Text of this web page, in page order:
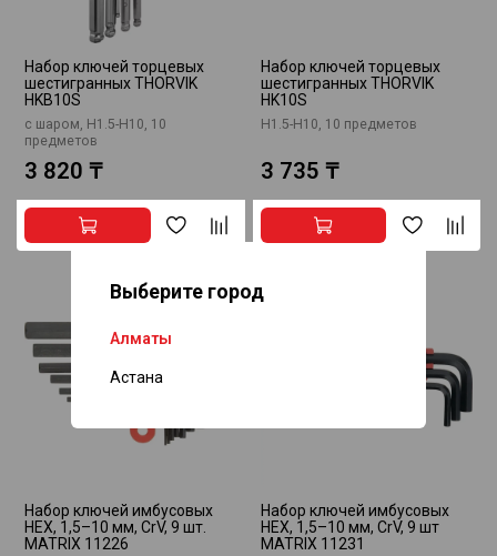
Выберите город
Алматы
Астана
Набор ключей торцевых
шестигранных THORVIK
HKB10S
с шаром, H1.5-H10, 10
предметов
3 820 ₸
Набор ключей торцевых
шестигранных THORVIK
HK10S
H1.5-H10, 10 предметов
3 735 ₸
Набор ключей имбусовых
HEX, 1,5–10 мм, CrV, 9 шт.
MATRIX 11226
Набор ключей имбусовых
HEX, 1,5–10 мм, CrV, 9 шт
MATRIX 11231